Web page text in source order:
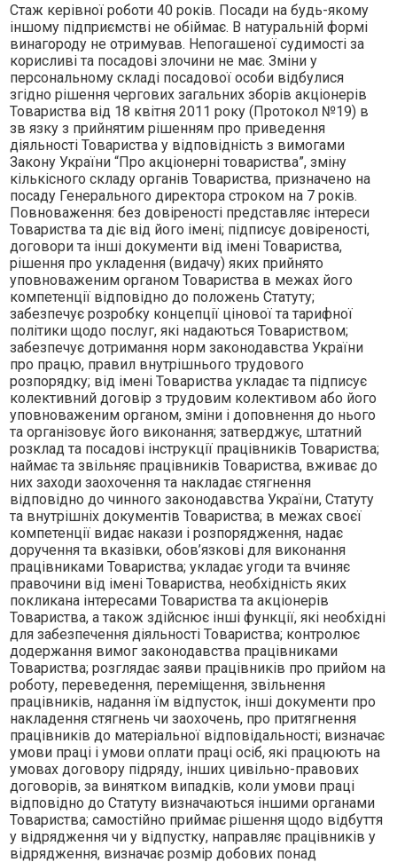
Стаж керiвної роботи 40 рокiв. Посади на будь-якому
iншому пiдприємствi не обiймає. В натуральнiй формi
винагороду не отримував. Непогашеної судимостi за
корисливi та посадовi злочини не має. Змiни у
персональному складi посадової особи вiдбулися
згiдно рiшення чергових загальних зборiв акцiонерiв
Товариства вiд 18 квiтня 2011 року (Протокол №19) в
зв язку з прийнятим рiшенням про приведення
дiяльностi Товариства у вiдповiднiсть з вимогами
Закону України “Про акцiонернi товариства”, змiну
кiлькiсного складу органiв Товариства, призначено на
посаду Генерального директора строком на 7 рокiв.
Повноваження: без довiреностi представляє iнтереси
Товариства та дiє вiд його iменi; пiдписує довiреностi,
договори та iншi документи вiд iменi Товариства,
рiшення про укладення (видачу) яких прийнято
уповноваженим органом Товариства в межах його
компетенцiї вiдповiдно до положень Статуту;
забезпечує розробку концепцiї цiнової та тарифної
полiтики щодо послуг, якi надаються Товариством;
забезпечує дотримання норм законодавства України
про працю, правил внутрiшнього трудового
розпорядку; вiд iменi Товариства укладає та пiдписує
колективний договiр з трудовим колективом або його
уповноваженим органом, змiни i доповнення до нього
та органiзовує його виконання; затверджує, штатний
розклад та посадовi iнструкцiї працiвникiв Товариства;
наймає та звiльняє працiвникiв Товариства, вживає до
них заходи заохочення та накладає стягнення
вiдповiдно до чинного законодавства України, Статуту
та внутрiшнiх документiв Товариства; в межах своєї
компетенцiї видає накази i розпорядження, надає
доручення та вказiвки, обов’язковi для виконання
працiвниками Товариства; укладає угоди та вчиняє
правочини вiд iменi Товариства, необхiднiсть яких
покликана iнтересами Товариства та акцiонерiв
Товариства, а також здiйснює iншi функцiї, якi необхiднi
для забезпечення дiяльностi Товариства; контролює
додержання вимог законодавства працiвниками
Товариства; розглядає заяви працiвникiв про прийом на
роботу, переведення, перемiщення, звiльнення
працiвникiв, надання їм вiдпусток, iншi документи про
накладення стягнень чи заохочень, про притягнення
працiвникiв до матерiальної вiдповiдальностi; визначає
умови працi i умови оплати працi осiб, якi працюють на
умовах договору пiдряду, iнших цивiльно-правових
договорiв, за винятком випадкiв, коли умови працi
вiдповiдно до Статуту визначаються iншими органами
Товариства; самостiйно приймає рiшення щодо вiдбуття
у вiдрядження чи у вiдпустку, направляє працiвникiв у
вiдрядження, визначає розмiр добових понад